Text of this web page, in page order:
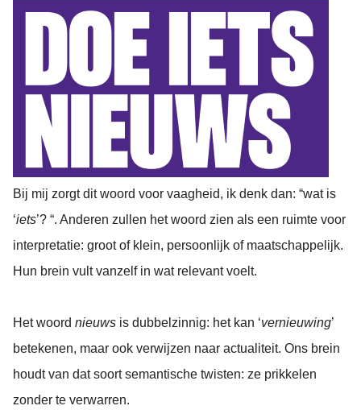
Bij mij zorgt dit woord voor vaagheid, ik denk dan: “wat is
‘iets’? “. Anderen zullen het woord zien als een ruimte voor
interpretatie: groot of klein, persoonlijk of maatschappelijk.
Hun brein vult vanzelf in wat relevant voelt.
Het woord nieuws is dubbelzinnig: het kan ‘vernieuwing’
betekenen, maar ook verwijzen naar actualiteit. Ons brein
houdt van dat soort semantische twisten: ze prikkelen
zonder te verwarren.